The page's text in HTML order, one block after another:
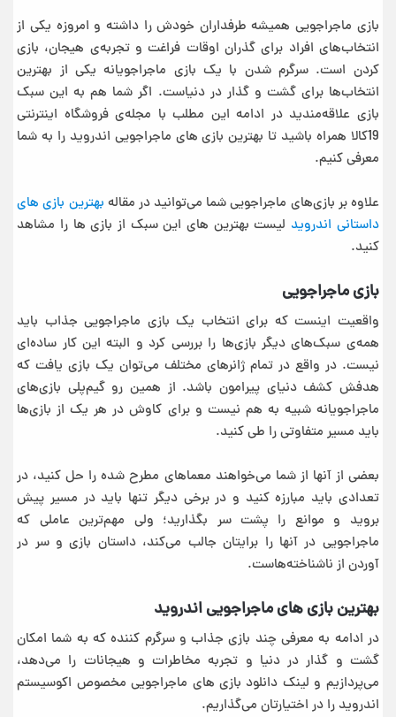
بازی ماجراجویی همیشه طرفداران خودش را داشته و امروزه یکی از
انتخاب‌های افراد برای گذران اوقات فراغت و تجربه‌ی هیجان، بازی‌‌
کردن است. سرگرم شدن با یک بازی ماجراجویانه یکی از بهترین
انتخاب‌ها برای گشت و گذار در دنیاست. اگر شما هم به این سبک
بازی علاقه‌مندید در ادامه این مطلب با مجله‌ی فروشگاه اینترنتی
19کالا همراه باشید تا بهترین بازی های ماجراجویی اندروید را به شما
معرفی کنیم.
علاوه بر بازی‌های ماجراجویی شما می‌توانید در مقاله بهترین بازی های
داستانی اندروید لیست بهترین های این سبک از بازی ها را مشاهد
کنید.
بازی ماجراجویی
واقعیت اینست که برای انتخاب یک بازی ماجراجویی جذاب باید
همه‌ی سبک‌های دیگر بازی‌ها را بررسی کرد و البته این کار ساده‌ای
نیست. در واقع در تمام ژانرهای مختلف می‌توان یک بازی یافت که
هدفش کشف دنیای پیرامون باشد. از همین رو گیم‌پلی بازی‌های
ماجراجویانه شبیه به هم نیست و برای کاوش در هر یک از بازی‌ها
باید مسیر متفاوتی را طی کنید.
بعضی از آنها از شما می‌خواهند معماهای مطرح شده را حل کنید، در
تعدادی باید مبارزه کنید و در برخی دیگر تنها باید در مسیر پیش
بروید و موانع را پشت سر بگذارید؛ ولی مهم‌ترین عاملی که
ماجراجویی در آنها را برایتان جالب می‌کند، داستان بازی و سر در
آوردن از ناشناخته‌هاست.
بهترین بازی های ماجراجویی اندروید
در ادامه به معرفی چند بازی جذاب و سرگرم کننده که به شما امکان
گشت و گذار در دنیا و تجربه مخاطرات و هیجانات را می‌دهد،
می‌پردازیم و لینک دانلود بازی های ماجراجویی مخصوص اکوسیستم
اندروید را در اختیارتان می‌گذاریم.